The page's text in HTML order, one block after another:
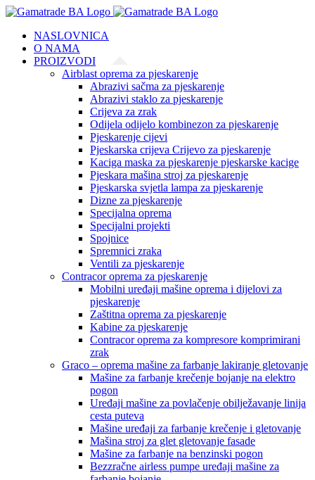
Skip
contentNASLOVNICA
O NAMA
PROIZVODI
Airblast oprema za pjeskarenje
Abrazivi sačma za pjeskarenje
Abrazivi staklo za pjeskarenje
Crijeva za zrak
Odijela odijelo kombinezon za pjeskarenje
Pjeskarenje cijevi
Pjeskarska crijeva Crijevo za pjeskarenje
Kaciga maska za pjeskarenje pjeskarske kacige
Pjeskara mašina stroj za pjeskarenje
Pjeskarska svjetla lampa za pjeskarenje
Dizne za pjeskarenje
Specijalna oprema
Specijalni projekti
Spojnice
Spremnici zraka
Ventili za pjeskarenje
Contracor oprema za pjeskarenje
Mobilni uređaji mašine oprema i dijelovi za
pjeskarenje
Zaštitna oprema za pjeskarenje
Kabine za pjeskarenje
Contracor oprema za kompresore komprimirani
zrak
Graco – oprema mašine za farbanje lakiranje gletovanje
Mašine za farbanje krečenje bojanje na elektro
pogon
Uređaji mašine za povlačenje obilježavanje linija
cesta puteva
Mašine uređaji za farbanje krečenje i gletovanje
Mašina stroj za glet gletovanje fasade
Mašine za farbanje na benzinski pogon
Bezzračne airless pumpe uređaji mašine za